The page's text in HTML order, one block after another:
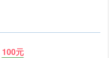
100元